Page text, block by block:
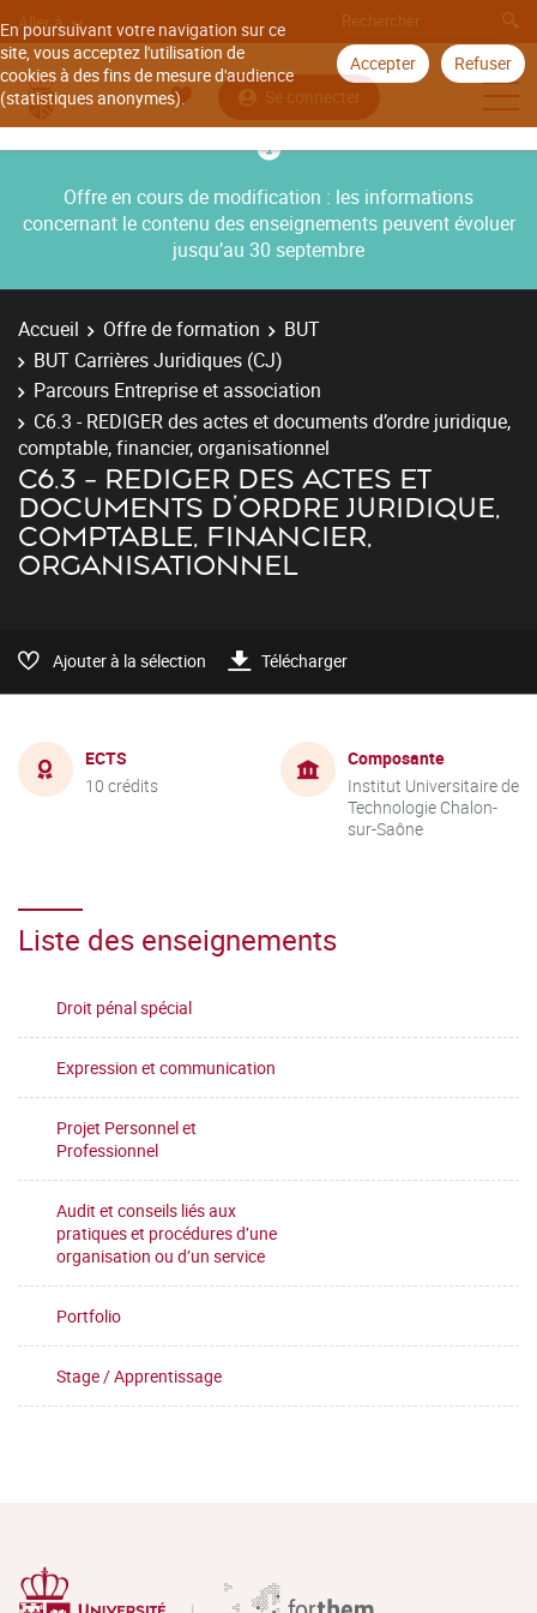
En poursuivant votre navigation sur ce
site, vous acceptez l'utilisation de
cookies à des fins de mesure d'audience
(statistiques anonymes).
Accepter Refuser
Aller à
Se connecter
Offre en cours de modification : les informations
concernant le contenu des enseignements peuvent évoluer
jusqu’au 30 septembre
Accueil Offre de formation
BUT
BUT Carrières Juridiques (CJ)
Parcours Entreprise et association
C6.3 - REDIGER des actes et documents d’ordre juridique,
comptable, financier, organisationnel
C6.3 - REDIGER DES ACTES ET
DOCUMENTS D’ORDRE JURIDIQUE,
COMPTABLE, FINANCIER,
ORGANISATIONNEL
Ajouter à la sélection Télécharger
ECTS
10 crédits
Composante
Institut Universitaire de
Technologie Chalon-
sur-Saône
Liste des enseignements
Droit pénal spécial
Expression et communication
Projet Personnel et
Professionnel
Audit et conseils liés aux
pratiques et procédures d’une
organisation ou d’un service
Portfolio
Stage / Apprentissage